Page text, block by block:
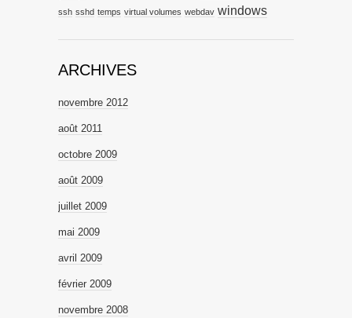
ssh sshd temps virtual volumes webdav windows
ARCHIVES
novembre 2012
août 2011
octobre 2009
août 2009
juillet 2009
mai 2009
avril 2009
février 2009
novembre 2008